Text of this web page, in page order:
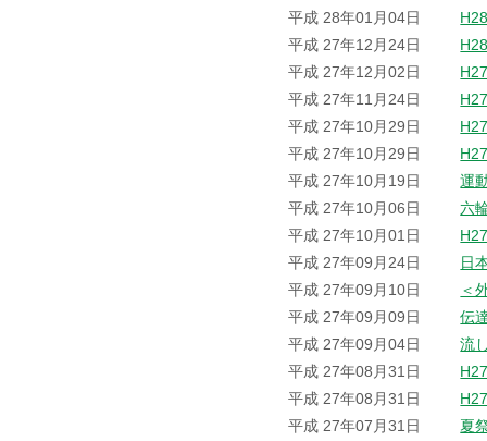
平成 28年01月04日
平成 27年12月24日
平成 27年12月02日
平成 27年11月24日
平成 27年10月29日
平成 27年10月29日
平成 27年10月19日
運
平成 27年10月06日
六
平成 27年10月01日
平成 27年09月24日
日
平成 27年09月10日
＜
平成 27年09月09日
伝
平成 27年09月04日
流
平成 27年08月31日
平成 27年08月31日
平成 27年07月31日
夏